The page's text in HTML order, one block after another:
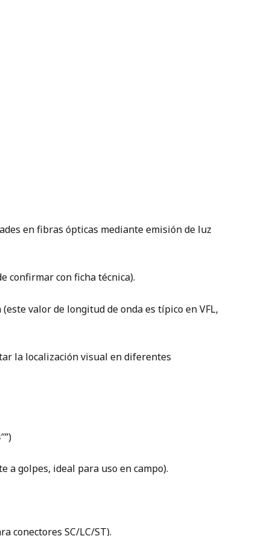
en fibras ópticas mediante emisión de luz
confirmar con ficha técnica).
valor de longitud de onda es típico en VFL,
la localización visual en diferentes
golpes, ideal para uso en campo).
conectores SC/LC/ST).